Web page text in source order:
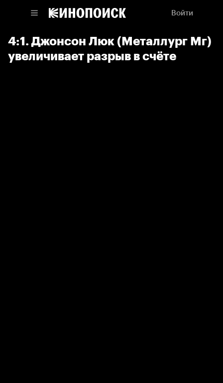
Войти
4:1. Джонсон Люк (Металлург Мг)
увеличивает разрыв в счёте